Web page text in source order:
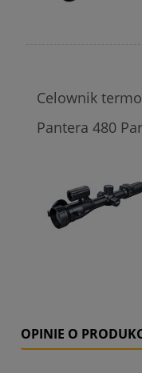
Celownik
Pantera 480
OPINIE O